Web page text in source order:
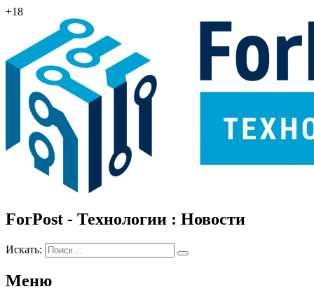
+18
ForPost - Технологии : Новости
Искать:
Меню